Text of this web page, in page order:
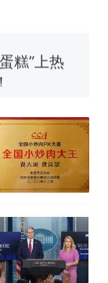
糕”上热
”改写了